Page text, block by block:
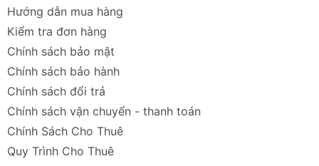
Hướng dẫn mua hàng
Kiểm tra đơn hàng
Chính sách bảo mật
Chính sách bảo hành
Chính sách đổi trả
Chính sách vận chuyển - thanh toán
Chính Sách Cho Thuê
Quy Trình Cho Thuê